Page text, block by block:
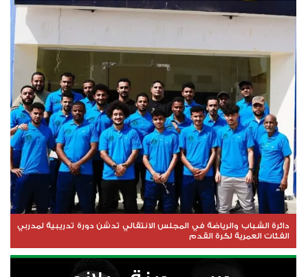
دائرة الشباب والرياضة في المجلس الانتقالي تدشن دورة تدريبية لمدربي
الفئات العمرية لكرة القدم